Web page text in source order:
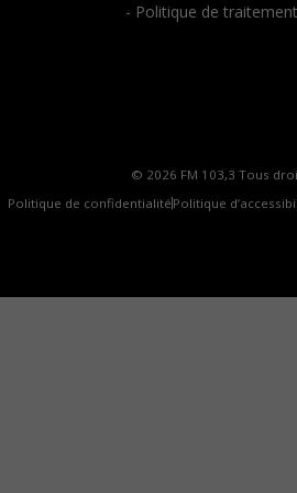
- Politique de traitement
© 2026 FM 103,3 Tous
Politique de confidentialité Politique